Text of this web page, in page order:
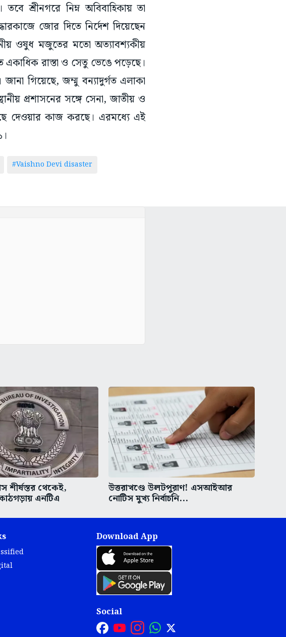
শ্রীনগরে নিম্ন অবিবাহিকায় তা
জোর দিতে নির্দেশ দিয়েছেন
ওষুধ মজুতের মতো অত্যাবশ্যকীয়
একাধিক রাস্তা ও সেতু ভেঙে পড়েছে।
গিয়েছে, জম্মু বন্যাদুর্গত এলাকা
প্রশাসনের সঙ্গে সেনা, জাতীয় ও
দেওয়ার কাজ করছে। এরমধ্যে এই
#Vaishno Devi disaster
শীর্ষস্তর থেকেই,
এনটিএ
উত্তরাখণ্ডে উলটপুরাণ! এসআইআর
নোটিস মুখ্য নির্বাচনি...
Download App
Social